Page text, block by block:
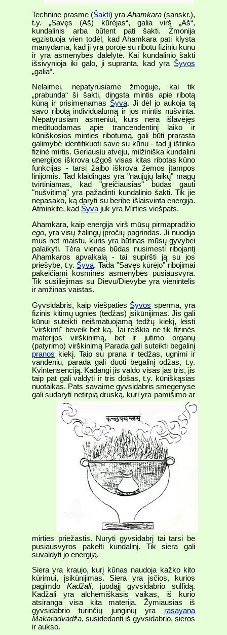
Technine prasme (Šakti) yra Ahamkara (sanskr.),
t.y. „Savęs (Aš) kūrėjas“, galia virš „Aš“,
kundalinis arba būtent pati šakti. Žmonija
egzistuoja vien todėl, kad Ahamkara pati klysta
manydama, kad ji yra poroje su ribotu fiziniu kūnu
ir yra asmenybės dalelytė. Kai kundalinio šakti
išsivynioja iki galo, ji supranta, kad yra Šyvos
„galia“.
Nelaimei, nepatyrusiame žmoguje, kai tik
„prabunda“ ši šakti, dingsta mintis apie ribotą
kūną ir prisimenamas Šyva. Ji dėl jo aukoja tą
savo ribotą individualumą ir jos mintis nušvinta.
Nepatyrusiam asmeniui, kurs nėra išlavėjęs
medituodamas apie trancendentinį laiko ir
kūniškosios minties ribotumą, gali būti prarasta
galimybė identifikuoti save su kūnu - tad jį ištinka
fizinė mirtis. Geriausiu atveju, milžiniška kundalini
energijos iškrova užgoš visas kitas ribotas kūno
funkcijas - tarsi žaibo iškrova žemos įtampos
linijomis. Tad klaidingas yra "naujųjų laikų" magų
tvirtiniamas, kad "greičiausias" būdas gauti
"nušvitimą" yra pažadinti kundalinio šakti. Tik jie
nepasako, ką daryti su beribe išlaisvinta energija.
Atminkite, kad Šyvajuk yra Mirties viešpats.
Ahamkara, kaip energija virš mūsų pirmapradžio
ego, yra visų žalingų įpročių pagrindas. Ji nuodija
mus net maistu, kuris yra būtinas mūsų gyvybei
palaikyti. Tėra vienas būdas nusimesti ribojantį
Ahamkaros apvalkalą - tai supiršti ją su jos
priešybe, t.y. Šyva. Tada "Savęs kūrėjo" ribojimai
pakeičiami kosminės asmenybės pusiausvyra.
Tik susiliejimas su Dievu/Dievybe yra vienintelis
ir amžinas vaistas.
Gyvsidabris, kaip viešpaties Šyvos sperma, yra
fizinis kitimų ugnies (tedžas) įsikūnijimas. Jis gali
kūnui suteikti neišmatuojamą tedžų kiekį, leisti
"virškinti" beveik bet ką. Tai reiškia ne tik fizinės
materijos virškinimą, bet ir jutimo organų
(patyrimo) virškinimą Parada gali suteikti begalinį
pranos kiekį. Taip su prana ir tedžas, ugnimi ir
vandeniu, parada gali duoti begalinį odžas, t.y.
Kvintensenciją. Kadangi jis valdo visas jas tris, jis
taip pat gali valdyti ir tris došas, t.y. kūniškąsias
nuotaikas. Pats savaime gyvsidabris smegenyse
gali sudaryti netirpią druską, kuri yra pamišimo ar
mirties priežastis. Nuryti gyvsidabrį tai tarsi be
pusiausvyros pakelti kundalinį. Tik siera gali
suvaldyti jo energiją.
Siera yra kraujo, kurį kūnas naudoja kažko kito
kūrimui, įsikūnijimas. Siera yra įsčios, kurios
pagimdo Kadžali, juodąjį gyvsidabrio sulfidą.
Kadžali yra alchemiškasis vaikas, iš kurio
atsiranga visa kita materija. Žymiausias iš
gyvsidabrio turinčių junginių yra rasayana
Makaradvadža, susidedanti iš gyvsidabrio, sieros
ir aukso.